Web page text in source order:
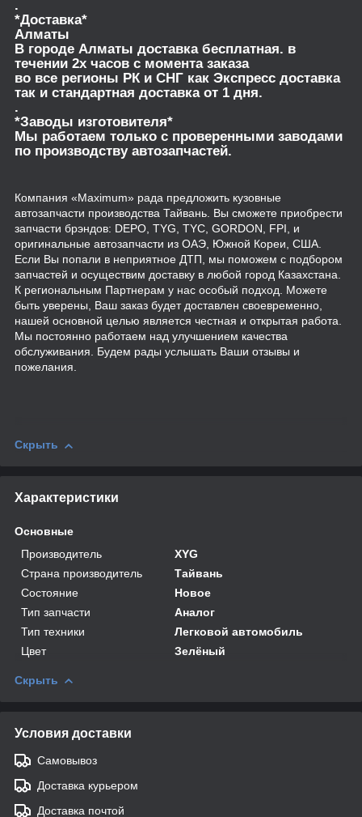
.
*Доставка*
Алматы
В городе Алматы доставка бесплатная. в
течении 2х часов с момента заказа
во все регионы РК и СНГ как Экспресс доставка
так и стандартная доставка от 1 дня.
.
*Заводы изготовителя*
Мы работаем только с проверенными заводами
по производству автозапчастей.
Компания «Maximum» рада предложить кузовные
автозапчасти производства Тайвань. Вы сможете приобрести
запчасти брэндов: DEPO, TYG, TYC, GORDON, FPI, и
оригинальные автозапчасти из ОАЭ, Южной Кореи, США.
Если Вы попали в неприятное ДТП, мы поможем с подбором
запчастей и осуществим доставку в любой город Казахстана.
К региональным Партнерам у нас особый подход. Можете
быть уверены, Ваш заказ будет доставлен своевременно,
нашей основной целью является честная и открытая работа.
Мы постоянно работаем над улучшением качества
обслуживания. Будем рады услышать Ваши отзывы и
пожелания.
Скрыть
Характеристики
Основные
Производитель
XYG
Страна производитель
Тайвань
Состояние
Новое
Тип запчасти
Аналог
Тип техники
Легковой автомобиль
Цвет
Зелёный
Скрыть
Условия доставки
Самовывоз
Доставка курьером
Доставка почтой